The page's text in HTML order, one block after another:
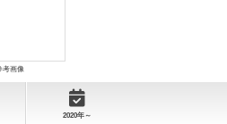
考画像
2020年～